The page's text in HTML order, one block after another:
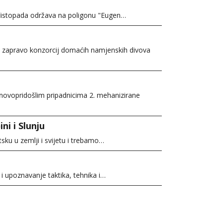
održava na poligonu "Eugen…
konzorcij domaćih namjenskih divova
pripadnicima 2. mehanizirane
i Slunju
u zemlji i svijetu i trebamo…
upoznavanje taktika, tehnika i…